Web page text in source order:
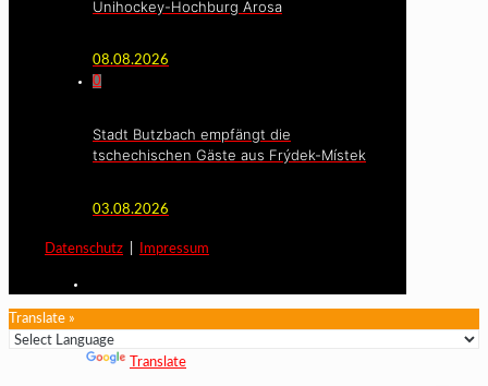
Unihockey-Hochburg Arosa
08.08.2026
0
Stadt Butzbach empfängt die
tschechischen Gäste aus Frýdek-Místek
03.08.2026
Datenschutz Impressum
Translate »
Translate